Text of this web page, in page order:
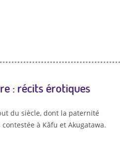
: récits érotiques
du siècle, dont la paternité
à Kâfu et Akugatawa.